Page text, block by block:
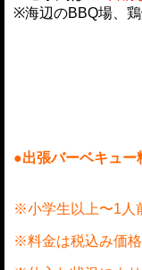
※海辺のBBQ場、
●出張バーベキュー
※小学生以上〜1人
※料金は税込み価格